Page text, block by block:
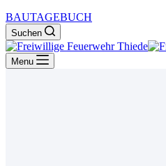
BAUTAGEBUCH
Suchen
Menu